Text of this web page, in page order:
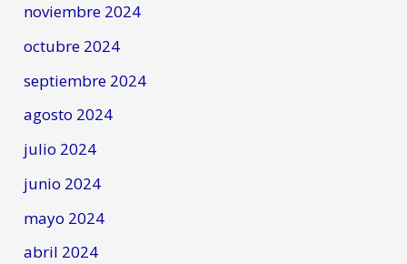
noviembre 2024
octubre 2024
septiembre 2024
agosto 2024
julio 2024
junio 2024
mayo 2024
abril 2024